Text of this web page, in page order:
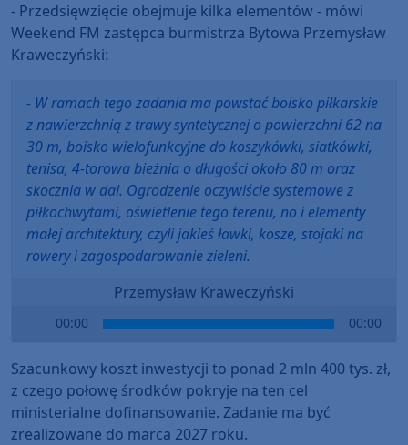
- Przedsięwzięcie obejmuje kilka elementów - mówi
Weekend FM zastępca burmistrza Bytowa Przemysław
Kraweczyński:
- W ramach tego zadania ma powstać boisko piłkarskie
z nawierzchnią z trawy syntetycznej o powierzchni 62 na
30 m, boisko wielofunkcyjne do koszykówki, siatkówki,
tenisa, 4-torowa bieżnia o długości około 80 m oraz
skocznia w dal. Ogrodzenie oczywiście systemowe z
piłkochwytami, oświetlenie tego terenu, no i elementy
małej architektury, czyli jakieś ławki, kosze, stojaki na
rowery i zagospodarowanie zieleni.
Przemysław Kraweczyński
00:00 00:00
Szacunkowy koszt inwestycji to ponad 2 mln 400 tys. zł,
z czego połowę środków pokryje na ten cel
ministerialne dofinansowanie. Zadanie ma być
zrealizowane do marca 2027 roku.